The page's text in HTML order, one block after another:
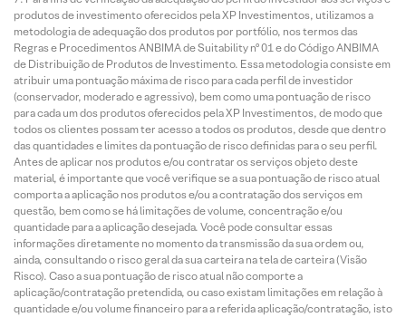
produtos de investimento oferecidos pela XP Investimentos, utilizamos a
metodologia de adequação dos produtos por portfólio, nos termos das
Regras e Procedimentos ANBIMA de Suitability nº 01 e do Código ANBIMA
de Distribuição de Produtos de Investimento. Essa metodologia consiste em
atribuir uma pontuação máxima de risco para cada perfil de investidor
(conservador, moderado e agressivo), bem como uma pontuação de risco
para cada um dos produtos oferecidos pela XP Investimentos, de modo que
todos os clientes possam ter acesso a todos os produtos, desde que dentro
das quantidades e limites da pontuação de risco definidas para o seu perfil.
Antes de aplicar nos produtos e/ou contratar os serviços objeto deste
material, é importante que você verifique se a sua pontuação de risco atual
comporta a aplicação nos produtos e/ou a contratação dos serviços em
questão, bem como se há limitações de volume, concentração e/ou
quantidade para a aplicação desejada. Você pode consultar essas
informações diretamente no momento da transmissão da sua ordem ou,
ainda, consultando o risco geral da sua carteira na tela de carteira (Visão
Risco). Caso a sua pontuação de risco atual não comporte a
aplicação/contratação pretendida, ou caso existam limitações em relação à
quantidade e/ou volume financeiro para a referida aplicação/contratação, isto